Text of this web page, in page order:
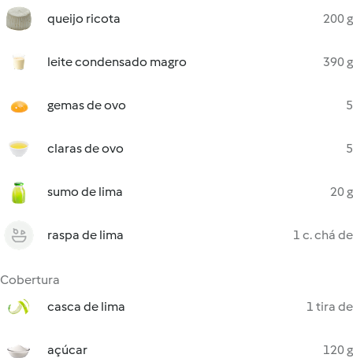
queijo ricota
200 g
leite condensado magro 390 g
gemas de ovo 5
claras de ovo 5
sumo de lima 20 g
raspa de lima 1 c. chá de
Cobertura
casca de lima
1 tira de
açúcar 120 g